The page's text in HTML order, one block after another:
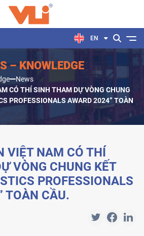
EN
– KNOWLEDGE
News
CÓ THÍ SINH THAM DỰ VÒNG CHUNG
PROFESSIONALS AWARD 2024” TOÀN
VIỆT NAM CÓ THÍ
VÒNG CHUNG KẾT
PROFESSIONALS
TOÀN CẦU.